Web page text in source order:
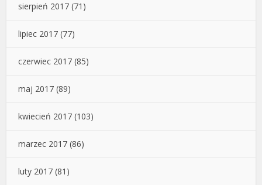
sierpień 2017 (71)
lipiec 2017 (77)
czerwiec 2017 (85)
maj 2017 (89)
kwiecień 2017 (103)
marzec 2017 (86)
luty 2017 (81)